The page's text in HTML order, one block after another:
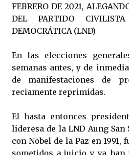
FEBRERO DE 2021,
DEL PARTIDO
DEMOCRÁTICA (LND)
En las elecciones
semanas antes, y de
de manifestaciones de
reciamente reprimidas.
El hasta entonces
lideresa de la LND Aung
con Nobel de la Paz en 1991,